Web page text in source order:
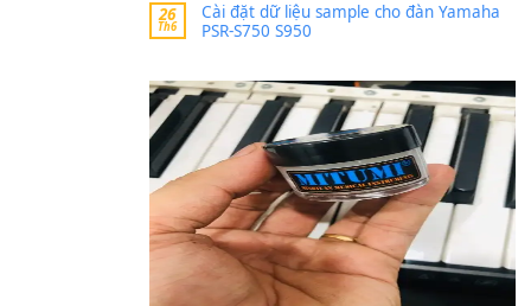
Th7
ban nhạc, ca sĩ.
Th7
SX920 tại MITUMI
07
Dịch Vụ Cài Đặt
Yamaha Tận Nhà –
Cho Cây Đàn Của Bạn
26
Th6
Khóa Học Hướng Dẫn
Organ/Keyboard
MITUMI